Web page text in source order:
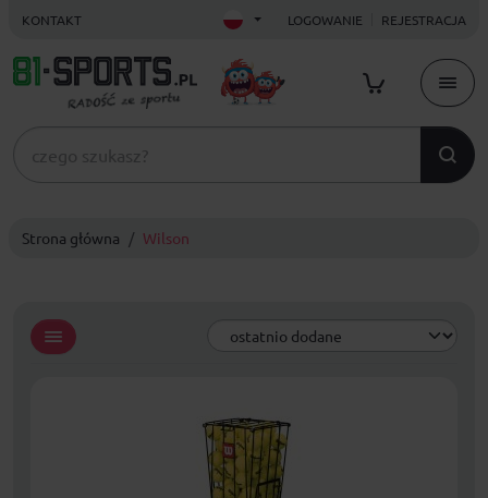
KONTAKT LOGOWANIE REJESTRACJA
Strona główna Wilson